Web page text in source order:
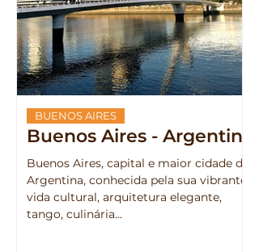
Buenos Aires - Argentina
Buenos Aires, capital e maior cidade da
Argentina, conhecida pela sua vibrante
vida cultural, arquitetura elegante,
tango, culinária...
BUENOS AIRES